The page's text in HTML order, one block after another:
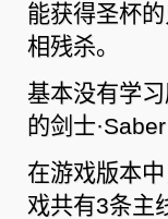
能获得圣杯
相残杀。
基本没有学
的剑士
在游戏版本
戏共有3条主